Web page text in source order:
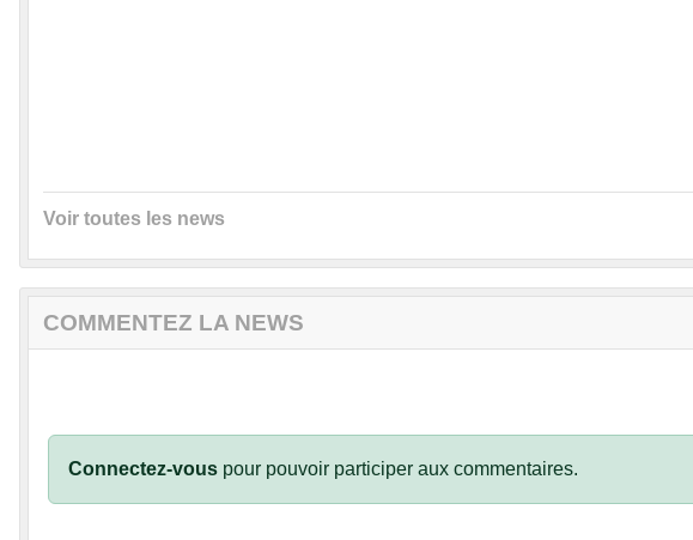
Voir toutes les news
COMMENTEZ LA NEWS
Connectez-vous pour pouvoir participer aux commentaires.